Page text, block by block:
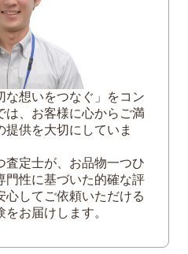
ス盤」切手
」切手
手の市場価値と高価買
な想いをつなぐ」をコン
は、お客様に心からご満
提供を大切にしていま
査定士が、お品物一つひ
門性に基づいた的確な評
心してご依頼いただける
お届けします。